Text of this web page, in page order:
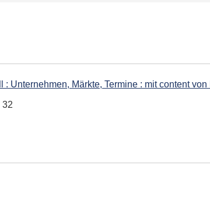
: Unternehmen, Märkte, Termine : mit content
32